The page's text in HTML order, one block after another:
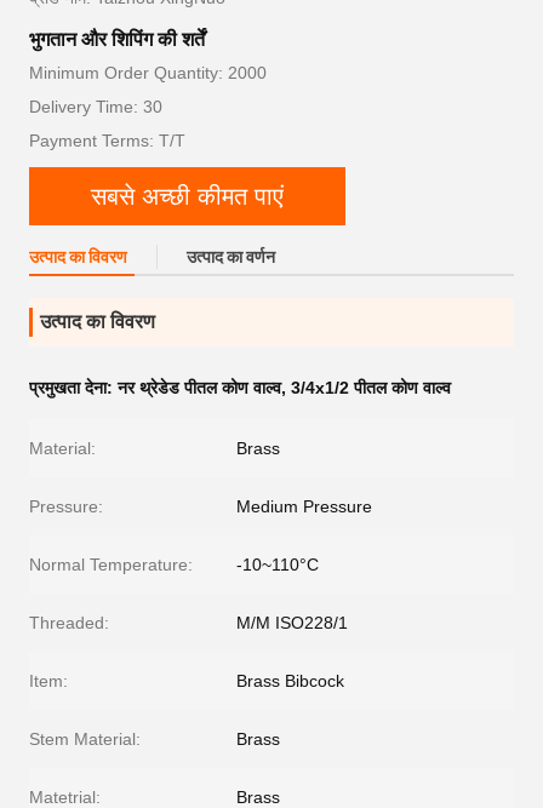
भुगतान और शिपिंग की शर्तें
Minimum Order Quantity: 2000
Delivery Time: 30
Payment Terms: T/T
सबसे अच्छी कीमत पाएं
उत्पाद का विवरण उत्पाद का वर्णन
उत्पाद का विवरण
प्रमुखता देना:नर थ्रेडेड पीतल कोण वाल्व, 3/4x1/2 पीतल कोण वाल्व
Material: Brass
Pressure: Medium Pressure
Normal Temperature: -10~110°C
Threaded: M/M ISO228/1
Item: Brass Bibcock
Stem Material: Brass
Matetrial: Brass